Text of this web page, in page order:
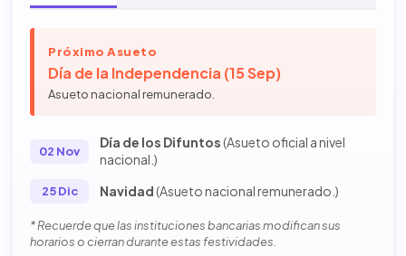
Próximo Asueto
Día de la Independencia (15 Sep)
Asueto nacional remunerado.
02 Nov
Día de los Difuntos(Asueto oficial a nivel
nacional.)
25 Dic Navidad(Asueto nacional remunerado.)
* Recuerde que las instituciones bancarias modifican sus
horarios o cierran durante estas festividades.